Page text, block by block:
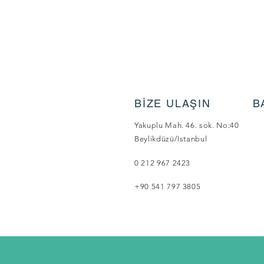
BİZE ULAŞIN
Yakuplu Mah. 46. sok. No:40
Beylikdüzü/Istanbul
0 212 967 2423
+90 541 797 3805